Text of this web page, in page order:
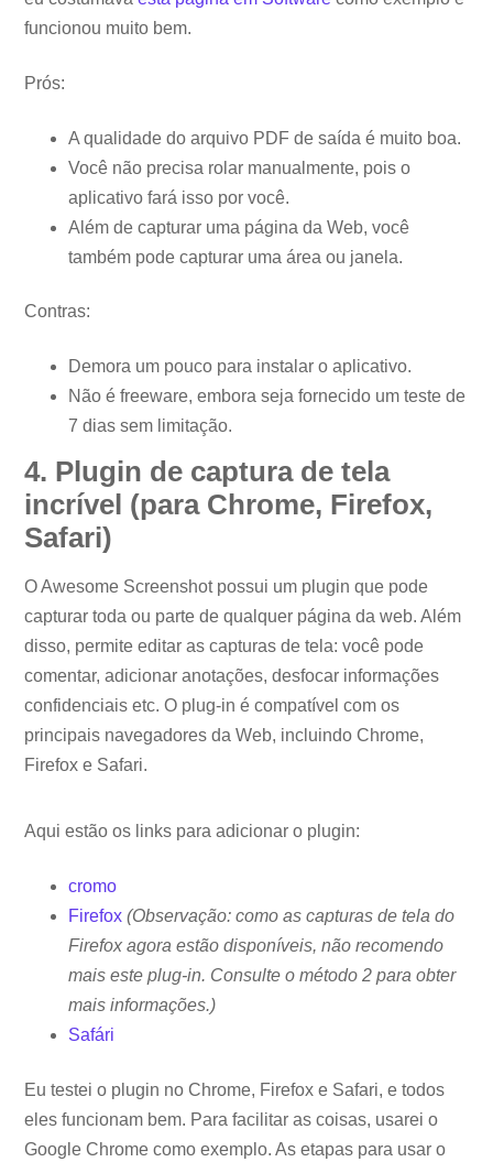
funcionou muito bem.
Prós:
A qualidade do arquivo PDF de saída é muito boa.
Você não precisa rolar manualmente, pois o
aplicativo fará isso por você.
Além de capturar uma página da Web, você
também pode capturar uma área ou janela.
Contras:
Demora um pouco para instalar o aplicativo.
Não é freeware, embora seja fornecido um teste de
7 dias sem limitação.
4. Plugin de captura de tela
incrível (para Chrome, Firefox,
Safari)
O Awesome Screenshot possui um plugin que pode
capturar toda ou parte de qualquer página da web. Além
disso, permite editar as capturas de tela: você pode
comentar, adicionar anotações, desfocar informações
confidenciais etc. O plug-in é compatível com os
principais navegadores da Web, incluindo Chrome,
Firefox e Safari.
Aqui estão os links para adicionar o plugin:
cromo
Firefox (Observação: como as capturas de tela do
Firefox agora estão disponíveis, não recomendo
mais este plug-in. Consulte o método 2 para obter
mais informações.)
Safári
Eu testei o plugin no Chrome, Firefox e Safari, e todos
eles funcionam bem. Para facilitar as coisas, usarei o
Google Chrome como exemplo. As etapas para usar o